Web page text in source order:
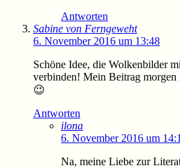
Antworten
Sabine von Ferngeweht
6. November 2016 um 13:48
Schöne Idee, die Wolkenbilder
verbinden! Mein Beitrag morgen
😉
Antworten
ilona
6. November 2016 um
Na, meine Liebe zur